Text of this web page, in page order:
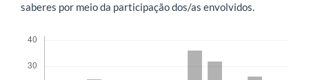
saberes por meio da participação dos/as envolvidos.